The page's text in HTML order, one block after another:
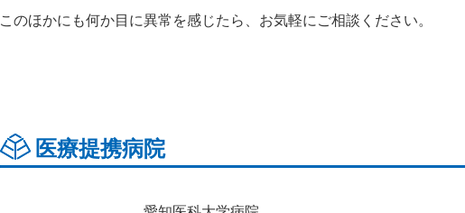
このほかにも何か目に異常を感じたら、お気軽にご相談ください。
医療提携病院